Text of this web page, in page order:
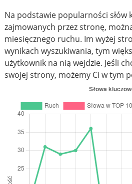
Na podstawie popularności słów
zajmowanych przez stronę,
miesięcznego ruchu. Im wyżej
wynikach wyszukiwania, tym
użytkownik na nią wejdzie. Jeśli
swojej strony, możemy Ci w tym